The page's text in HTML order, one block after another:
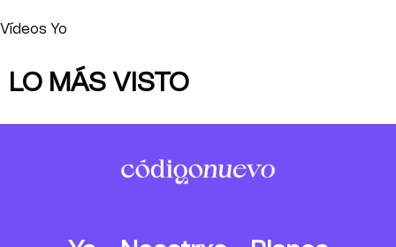
Vídeos Yo
LO MÁS VISTO